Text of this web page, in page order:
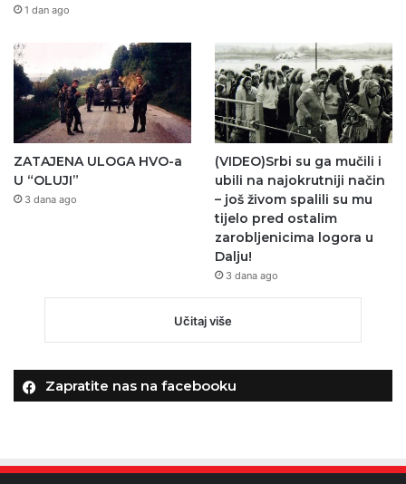
1 dan ago
ZATAJENA ULOGA HVO-a
U “OLUJI”
3 dana ago
(VIDEO)Srbi su ga mučili i
ubili na najokrutniji način
– još živom spalili su mu
tijelo pred ostalim
zarobljenicima logora u
Dalju!
3 dana ago
Učitaj više
Zapratite nas na facebooku